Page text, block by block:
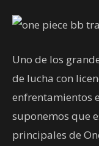
Uno de los
de lucha con
enfrentamientos
suponemos que
principales de